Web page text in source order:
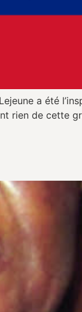
a été
rien de cette